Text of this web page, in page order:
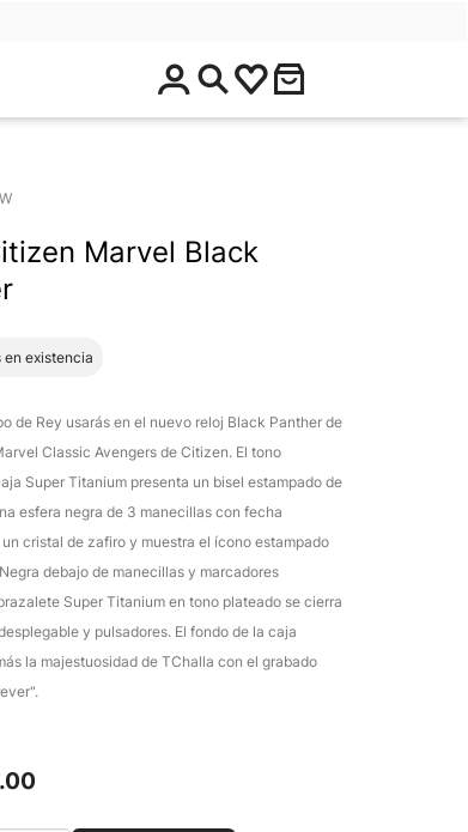
$
0
.
Marvel Black
en existencia
de Rey usarás en el nuevo reloj Black Panther de
Classic Avengers de Citizen. El tono
Super Titanium presenta un bisel estampado de
esfera negra de 3 manecillas con fecha
cristal de zafiro y muestra el ícono estampado
debajo de manecillas y marcadores
Super Titanium en tono plateado se cierra
y pulsadores. El fondo de la caja
la majestuosidad de TChalla con el grabado